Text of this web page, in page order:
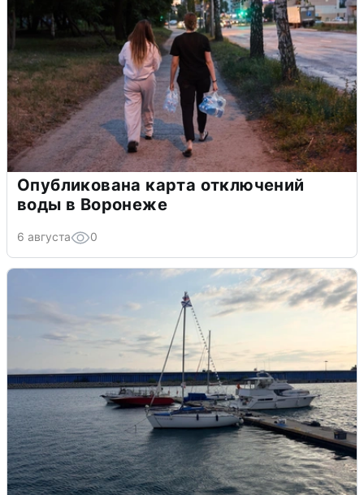
Опубликована карта отключений
воды в Воронеже
6 августа 0